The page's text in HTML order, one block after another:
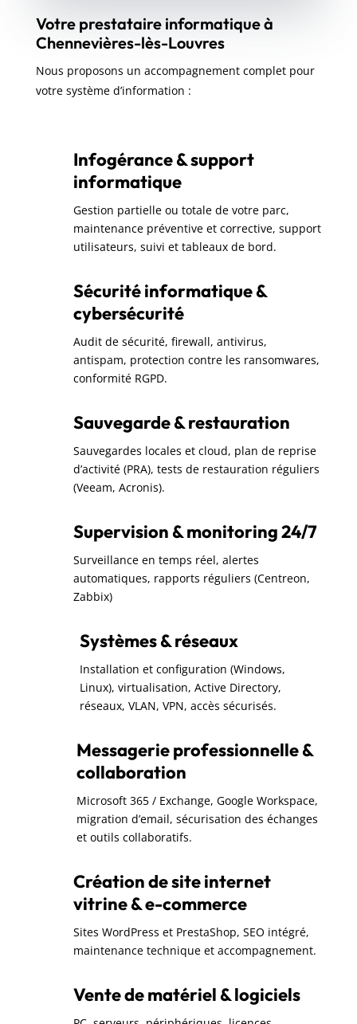
Votre prestataire informatique à
Chennevières-lès-Louvres
Nous proposons un accompagnement complet pour
votre système d’information :
Infogérance & support
informatique
Gestion partielle ou totale de votre parc,
maintenance préventive et corrective, support
utilisateurs, suivi et tableaux de bord.
Sécurité informatique &
cybersécurité
Audit de sécurité, firewall, antivirus,
antispam, protection contre les ransomwares,
conformité RGPD.
Sauvegarde & restauration
Sauvegardes locales et cloud, plan de reprise
d’activité (PRA), tests de restauration réguliers
(Veeam, Acronis).
Supervision & monitoring 24/7
Surveillance en temps réel, alertes
automatiques, rapports réguliers (Centreon,
Zabbix)
Systèmes & réseaux
Installation et configuration (Windows,
Linux), virtualisation, Active Directory,
réseaux, VLAN, VPN, accès sécurisés.
Messagerie professionnelle &
collaboration
Microsoft 365 / Exchange, Google Workspace,
migration d’email, sécurisation des échanges
et outils collaboratifs.
Création de site internet
vitrine & e-commerce
Sites WordPress et PrestaShop, SEO intégré,
maintenance technique et accompagnement.
Vente de matériel & logiciels